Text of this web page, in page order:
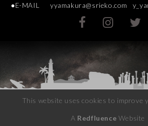
●E-MAIL yyamakura@srieko.com
This website uses cookies to improve
A Redfluence Website